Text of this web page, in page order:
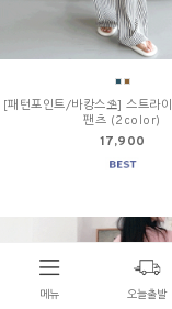
메뉴 오늘출발
[패턴포인트/바캉스⛱] 스트라이
팬츠 (2color)
17,900